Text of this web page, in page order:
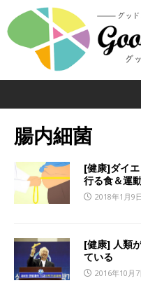
腸内細菌
[健康]ダイ
行る食＆運
2018年1月9日
[健康] 人類
ている
2016年10月7